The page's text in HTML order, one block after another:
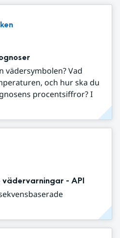
vädersymbolen? Vad
och hur ska du
procentsiffror? I
vädervarningar - API